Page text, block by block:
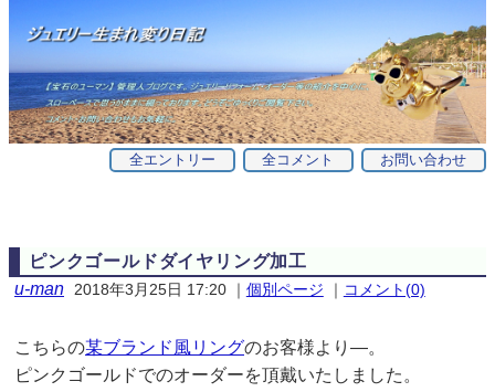
お問い合わせ
全コメント
全エントリー
ピンクゴールドダイヤリング加工
u-man 2018年3月25日 17:20｜ 個別ページ ｜ コメント(0)
こちらの某ブランド風リングのお客様より—。
ピンクゴールドでのオーダーを頂戴いたしました。